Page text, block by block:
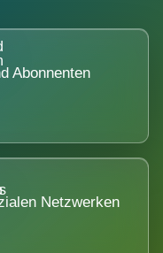
Abonnenten
Netzwerken